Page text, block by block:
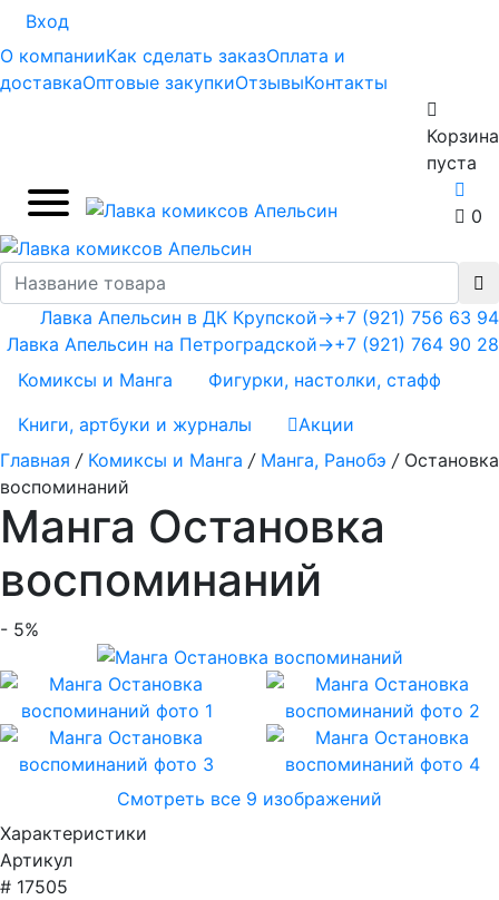
Вход
О компанииКак сделать заказОплата и
доставкаОптовые закупкиОтзывыКонтакты
Корзина
пуста
0
+7 (921) 756 63 94
+7 (921) 764 90 28
Лавка Апельсин в ДК Крупской→
Лавка Апельсин на Петроградской→
Комиксы и Манга
Фигурки, настолки, стафф
Книги, артбуки и журналы
Акции
Главная / Комиксы и Манга / Манга, Ранобэ / Остановка
воспоминаний
Манга Остановка
воспоминаний
- 5%
Смотреть все 9 изображений
Характеристики
Артикул
# 17505